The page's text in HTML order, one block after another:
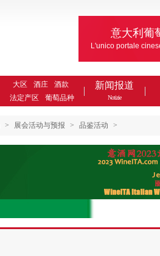
意大利葡
L'unico portale
大区 酒庄
酒款
法定产区
葡萄品种
新闻报道
Notizie
> 展会活动与预报 > 品鉴活动 >